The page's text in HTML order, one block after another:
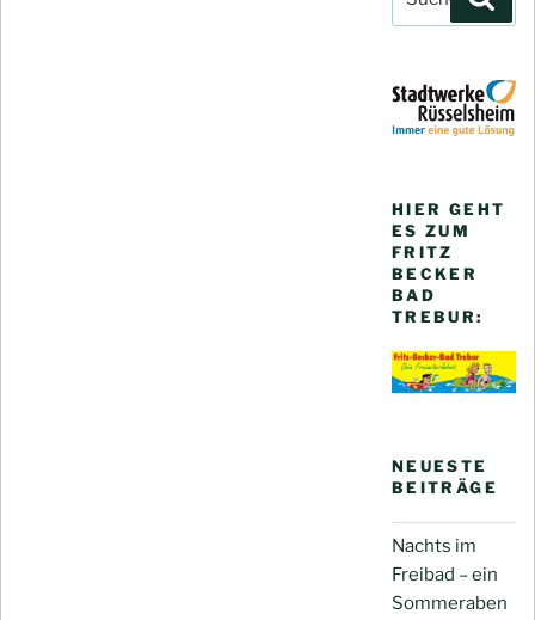
nach:
HIER GEHT
ES ZUM
FRITZ
BECKER
BAD
TREBUR:
NEUESTE
BEITRÄGE
Nachts im
Freibad – ein
Sommeraben